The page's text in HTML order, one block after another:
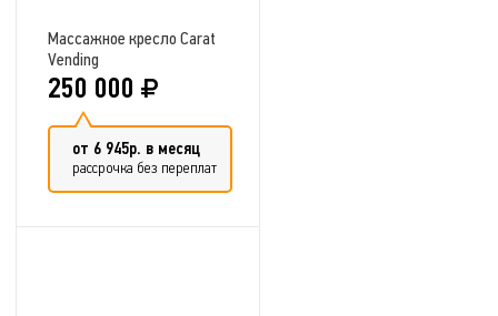
Массажное кресло Carat
Vending
250 000
от 6 945р. в месяц
рассрочка без переплат